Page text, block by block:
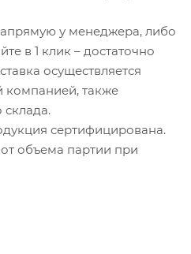
у менеджера, либо
в 1 клик – достаточно
осуществляется
компанией, также
сертифицирована.
объема партии при